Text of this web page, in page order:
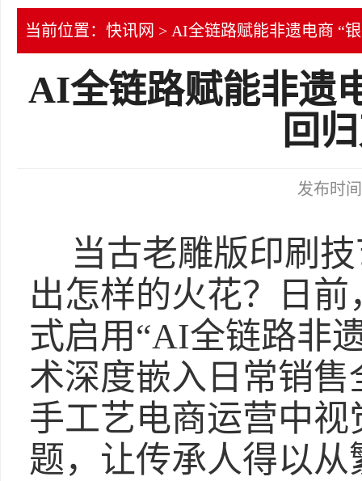
当前位置： 快讯网 > AI全链路赋能非遗电商 “
AI全链路赋能非遗
回
发布时
当古老雕版印刷
出怎样的火花？日
式启用“AI全链路非
术深度嵌入日常销
手工艺电商运营中
题，让传承人得以